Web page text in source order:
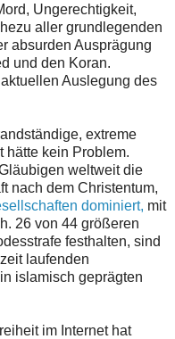
Ungerechtigkeit,
aller grundlegenden
absurden Ausprägung
und den Koran.
Auslegung des
extreme
hätte kein Problem.
weltweit die
nach dem Christentum,
dominiert, mit
26 von 44 größeren
festhalten, sind
laufenden
islamisch geprägten
im Internet hat